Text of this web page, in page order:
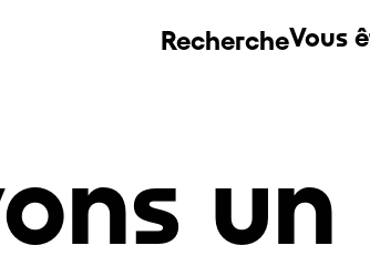
RechercheVous
un